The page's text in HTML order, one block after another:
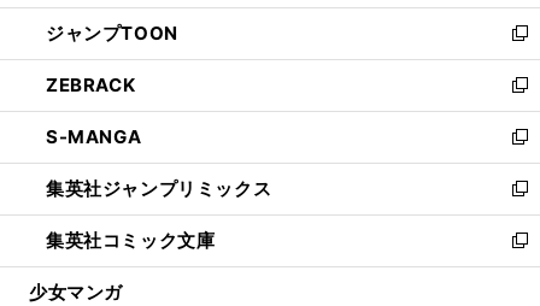
開
く
ウ
で
開
く
ン
ド
ウ
で
開
く
ウ
ィ
ン
ド
ウ
で
開
く
し
い
ウ
ィ
ン
ド
ウ
で
開
く
ジャンプTOON
新
し
い
ウ
ィ
ン
ド
ウ
で
開
ZEBRACK
新
し
い
ウ
ィ
ン
ド
ウ
S-MANGA
新
し
い
ウ
ィ
ン
集英社ジャンプリミックス
新
し
い
ウ
集英社コミック文庫
新
し
少女マンガ